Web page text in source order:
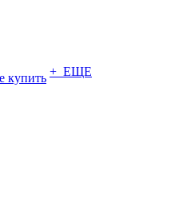
купить + ЕЩЕ